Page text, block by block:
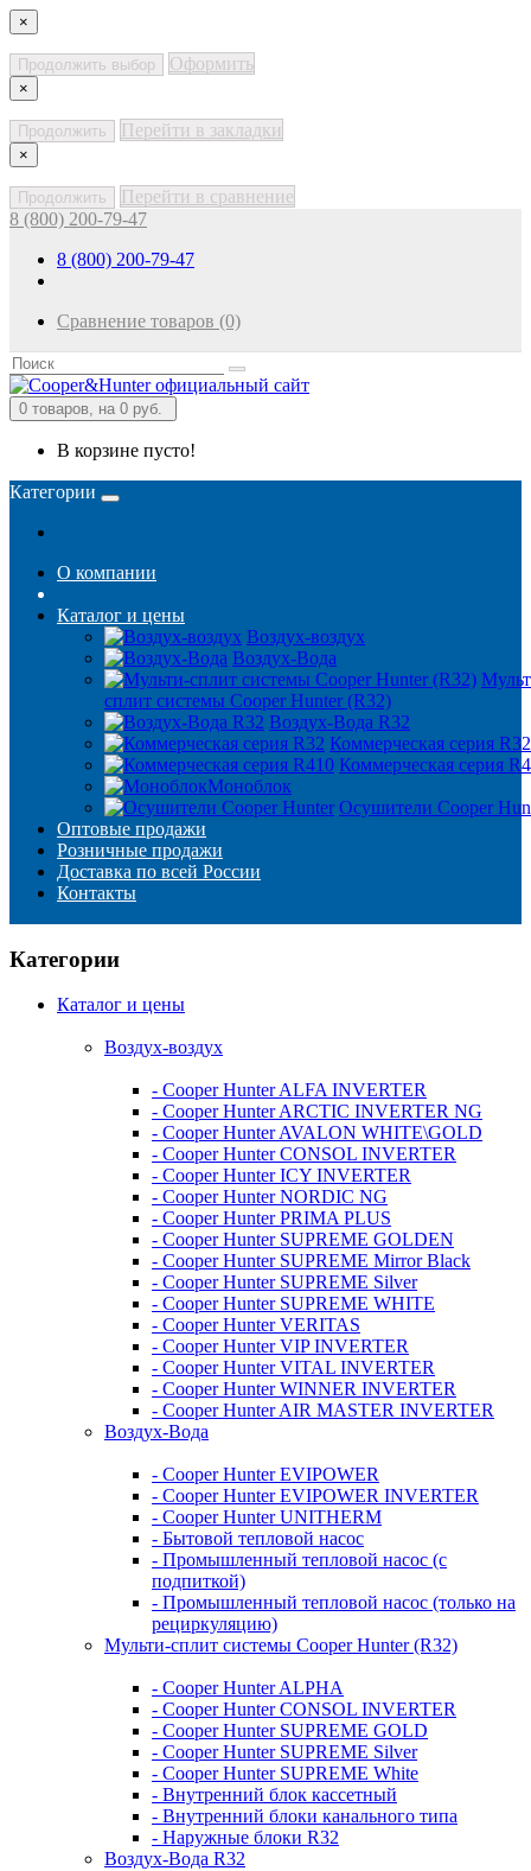
×
Продолжить выбор Оформить
×
Продолжить Перейти в закладки
×
Продолжить
Перейти в сравнение
8 (800) 200-79-47
8 (800) 200-79-47
Сравнение товаров (0)
0 товаров, на 0 руб.
В корзине пусто!
Категории
О компании
Каталог и цены
Воздух-воздух
Воздух-Вода
сплит системы Cooper Hunter (R32)
Воздух-Вода R32
Коммерческая серия R32
Коммерческая серия
Моноблок
Осушители Cooper
Оптовые продажи
Розничные продажи
Доставка по всей России
Контакты
Категории
Каталог и цены
Воздух-воздух
- Cooper Hunter ALFA INVERTER
- Cooper Hunter ARCTIC INVERTER NG
- Cooper Hunter AVALON WHITE\GOLD
- Cooper Hunter CONSOL INVERTER
- Cooper Hunter ICY INVERTER
- Cooper Hunter NORDIC NG
- Cooper Hunter PRIMA PLUS
- Cooper Hunter SUPREME GOLDEN
- Cooper Hunter SUPREME Mirror Black
- Cooper Hunter SUPREME Silver
- Cooper Hunter SUPREME WHITE
- Cooper Hunter VERITAS
- Cooper Hunter VIP INVERTER
- Cooper Hunter VITAL INVERTER
- Cooper Hunter WINNER INVERTER
- Cooper Hunter AIR MASTER INVERTER
Воздух-Вода
- Cooper Hunter EVIPOWER
- Cooper Hunter EVIPOWER INVERTER
- Cooper Hunter UNITHERM
- Бытовой тепловой насос
- Промышленный тепловой насос (с
подпиткой)
- Промышленный тепловой насос (только на
рециркуляцию)
Мульти-сплит системы Cooper Hunter (R32)
- Cooper Hunter ALPHA
- Cooper Hunter CONSOL INVERTER
- Cooper Hunter SUPREME GOLD
- Cooper Hunter SUPREME Silver
- Cooper Hunter SUPREME White
- Внутренний блок кассетный
- Внутренний блоки канального типа
- Наружные блоки R32
Воздух-Вода R32